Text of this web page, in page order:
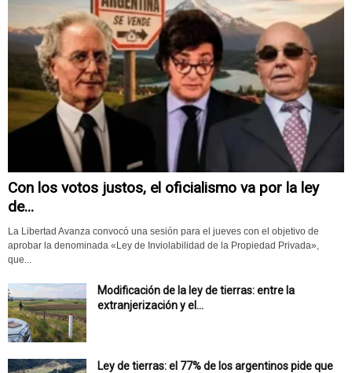
Con los votos justos, el oficialismo va por la ley
de...
La Libertad Avanza convocó una sesión para el jueves con el objetivo de
aprobar la denominada «Ley de Inviolabilidad de la Propiedad Privada»,
que...
Modificación de la ley de tierras: entre la
extranjerización y el...
Ley de tierras: el 77% de los argentinos pide que